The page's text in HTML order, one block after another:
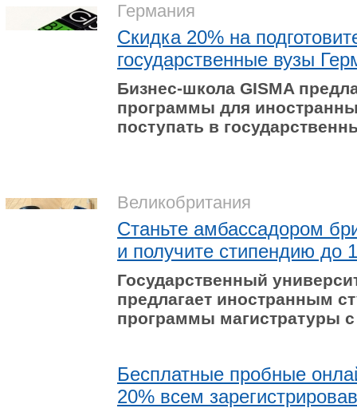
Германия
Скидка 20% на
государственные вузы
Бизнес-школа GISMA
программы для
поступать в
Великобритания
Станьте амбассадором
и получите стипендию до
Государственный
предлагает иностранным
программы магистратуры
Бесплатные пробные
20% всем